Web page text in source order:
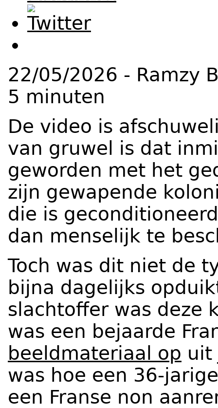
22/05/2026 - Ramzy
5 minuten
De video is
van gruwel is dat
geworden met het
zijn gewapende
die is
dan menselijk te
Toch was dit niet de
bijna dagelijks
slachtoffer was deze
was een bejaarde
beeldmateriaal op uit
was hoe een 36-
een Franse non